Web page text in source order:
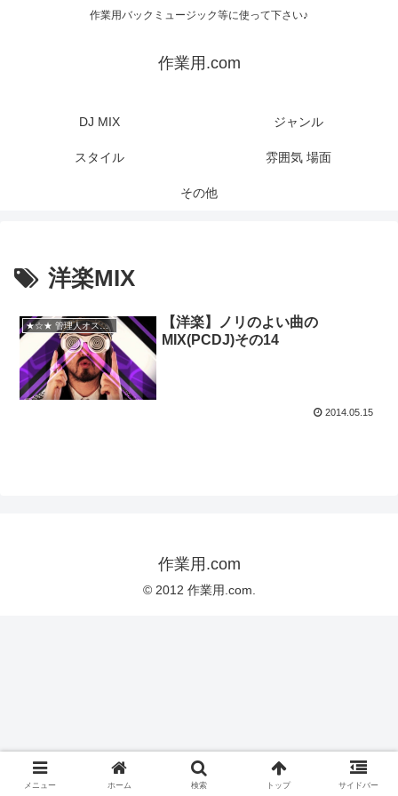
作業用バックミュージック等に使って下さい♪
作業用.com
DJ MIX ジャンル
スタイル 雰囲気 場面
その他
洋楽MIX
★☆★ 管理人オススメ
【洋楽】ノリのよい曲の
MIX(PCDJ)その14
2014.05.15
作業用.com
© 2012 作業用.com.
メニュー ホーム 検索 トップ サイドバー